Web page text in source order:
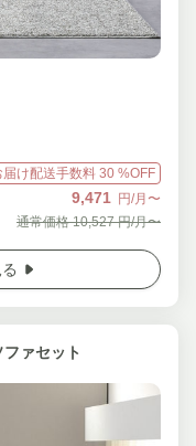
届け配送手数料 30 %OFF
9,471
円/月〜
通常価格 10,527 円/月〜
ァセット